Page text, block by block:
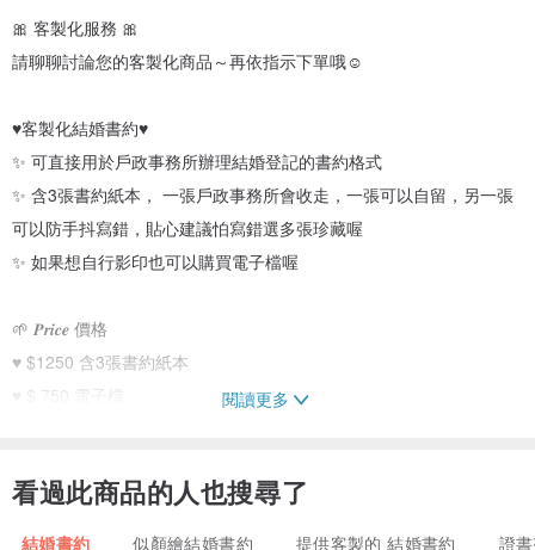
🎀 客製化服務 🎀
請聊聊討論您的客製化商品～再依指示下單哦☺️
♥客製化結婚書約♥
✨ 可直接用於戶政事務所辦理結婚登記的書約格式
✨ 含3張書約紙本， 一張戶政事務所會收走，一張可以自留，另一張
可以防手抖寫錯，貼心建議怕寫錯選多張珍藏喔
✨ 如果想自行影印也可以購買電子檔喔
🌱 𝑷𝒓𝒊𝒄𝒆 價格
♥︎ $1250 含3張書約紙本
♥︎ $ 750 電子檔
尺寸｜A4大小
閱讀更多
看過此商品的人也搜尋了
結婚書約 似顏繪結婚書約 提供客製的 結婚書約 證